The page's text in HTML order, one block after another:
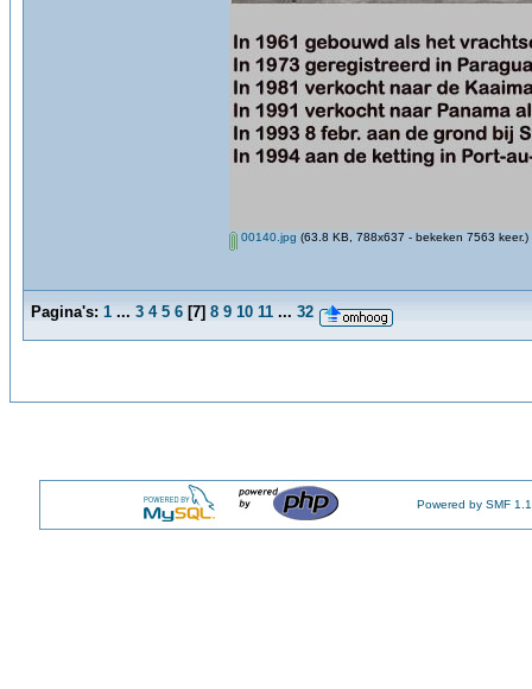
00140.jpg (63.8 KB, 788x637 - bekeken 7563 keer.)
Pagina's: 1 ... 3 4 5 6 [7] 8 9 10 11 ... 32
Powered by SMF